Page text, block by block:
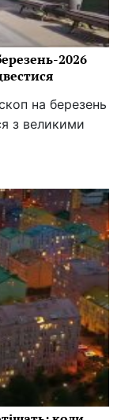
2026
на березень
з великими